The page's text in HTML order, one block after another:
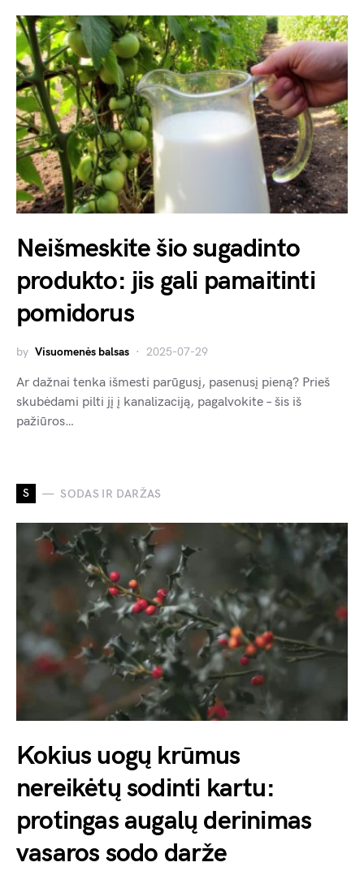
Neišmeskite šio sugadinto
produkto: jis gali pamaitinti
pomidorus
by Visuomenės balsas 2025-07-29
Ar dažnai tenka išmesti parūgusį, pasenusį pieną? Prieš
skubėdami pilti jį į kanalizaciją, pagalvokite – šis iš
pažiūros…
S SODAS IR DARŽAS
Kokius uogų krūmus
nereikėtų sodinti kartu:
protingas augalų derinimas
vasaros sodo darže